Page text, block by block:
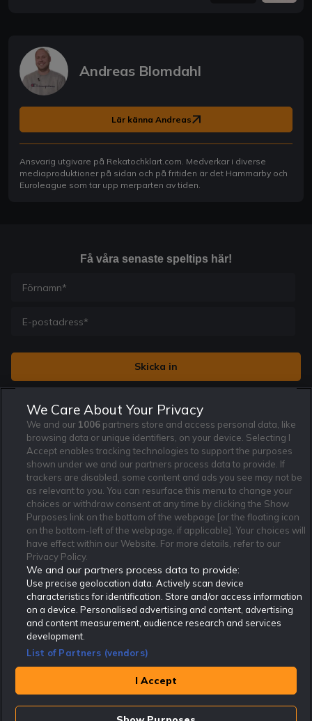
Andreas Blomdahl
Lär känna Andreas
Ansvarig utgivare på Rekatochklart.com. Medverkar i diverse
mediaproduktioner på sidan och på fritiden är det Hammarby och
Euroleague som tar upp merparten av tiden.
Få våra senaste speltips här!
Jag vill få nyhetsbrev från Rekatochklart och jag är 18+. Regler
och villkor gäller. *
Rekatochklart.com är Sveriges ledande betting-community. 2017 nominerades
Rekatochklart som en av världens bästa spelinformations-sajter på spelbranschens egen
Oscarsgala EGR Awards.
Rekatochklart är oberoende och ej knutet till något specifikt spelbolag. Här hittar du
speltips, unika insättningsbonusar och erbjudanden från de största och mest seriösa
spelbolagen. En spelbok, spelskola, information om skador och avstängningar samt vårt
populära klotterplank.
Har du några frågor är du välkommen att
kontakta oss
Affiliate Modell
Om Rekatochklart
Kontakta oss
Redaktionen
Ansvarsfullt Spelande
F.A.Q
Nyhetsarkiv
Redaktionell policy
Cookie Policy
Användarvilkor
Integritetspolicy
Rekatochklart shop
We Care About Your Privacy
We and our 1006 partners store and access personal data, like
browsing data or unique identifiers, on your device. Selecting I
Accept enables tracking technologies to support the purposes
shown under we and our partners process data to provide. If
trackers are disabled, some content and ads you see may not be
as relevant to you. You can resurface this menu to change your
choices or withdraw consent at any time by clicking the Show
Purposes link on the bottom of the webpage [or the floating icon
on the bottom-left of the webpage, if applicable]. Your choices will
have effect within our Website. For more details, refer to our
Privacy Policy.
We and our partners process data to provide:
Use precise geolocation data. Actively scan device
characteristics for identification. Store and/or access information
on a device. Personalised advertising and content, advertising
and content measurement, audience research and services
development.
List of Partners (vendors)
I Accept